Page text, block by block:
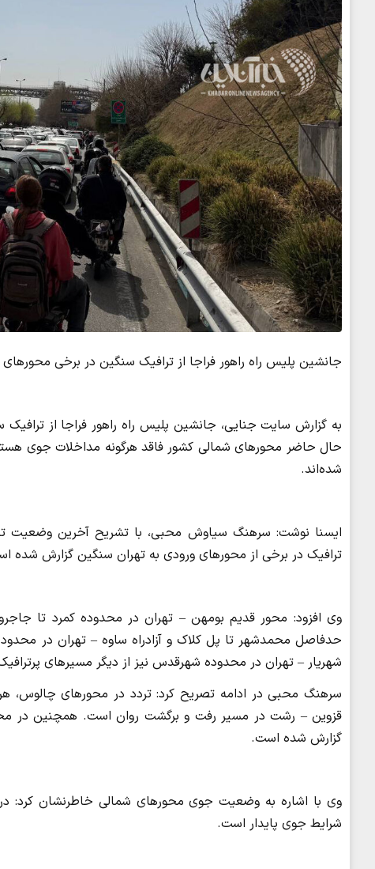
جانشین پلیس راه راهور فراجا از ترافیک سنگین در برخی
به گزارش سایت جنایی، جانشین پلیس راه راهور فراجا از
حال حاضر محورهای شمالی کشور فاقد هرگونه مداخلات جوی
شده‌اند.
ایسنا نوشت: سرهنگ سیاوش محبی، با تشریح آخرین وضعیت
ترافیک در برخی از محورهای ورودی به تهران سنگین گزارش شده
وی افزود: محور قدیم بومهن – تهران در محدوده کمرد تا
حدفاصل محمدشهر تا پل کلاک و آزادراه ساوه – تهران در
شهریار – تهران در محدوده شهرقدس نیز از دیگر مسیرهای
سرهنگ محبی در ادامه تصریح کرد: تردد در محورهای چالوس،
قزوین – رشت در مسیر رفت و برگشت روان است. همچنین در
گزارش شده است.
وی با اشاره به وضعیت جوی محورهای شمالی خاطرنشان کرد:
شرایط جوی پایدار است.